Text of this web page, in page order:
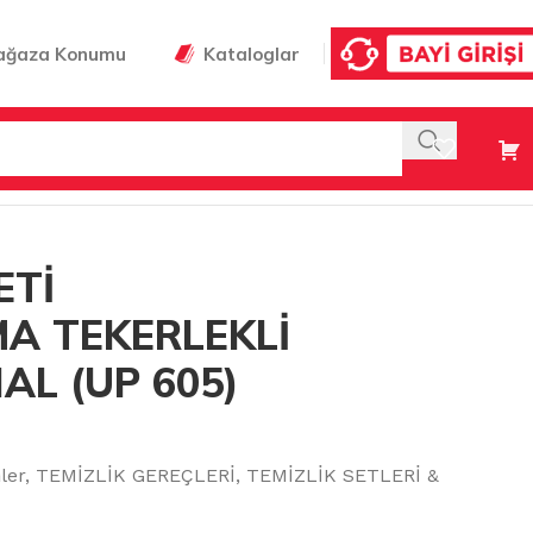
Konumu Kataloglar
LT ORJİNAL (UP 605)
TEKERLEKLİ
(UP 605)
, TEMİZLİK GEREÇLERİ, TEMİZLİK SETLERİ &